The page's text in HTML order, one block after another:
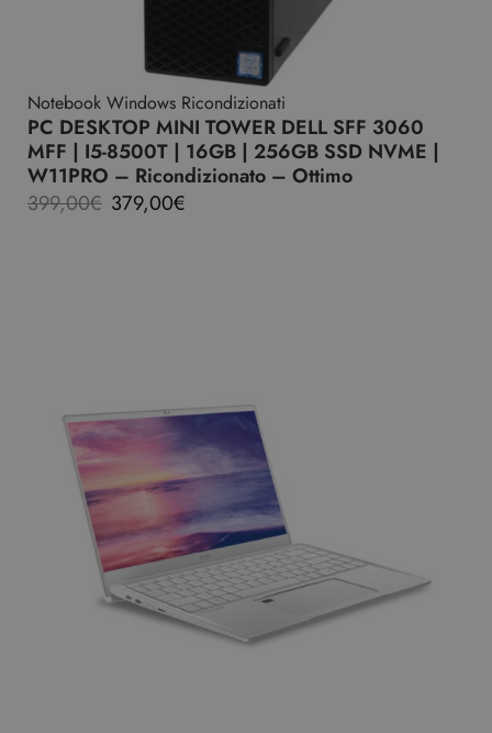
Notebook Windows Ricondizionati
PC DESKTOP MINI TOWER DELL SFF 3060
MFF | I5-8500T | 16GB | 256GB SSD NVME |
W11PRO – Ricondizionato – Ottimo
399,00€ 379,00€